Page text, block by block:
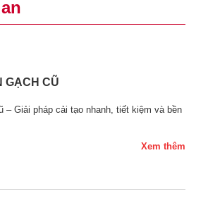
GẠCH CŨ
– Giải pháp cải tạo nhanh, tiết kiệm và bền
Xem thêm